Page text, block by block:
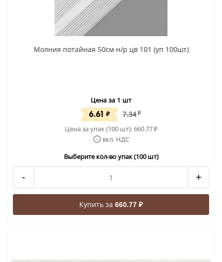
Молния потайная 50см н/р цв 101 (уп 100шт)
Цена за 1 шт
6.61 ₽ 7.34 ₽
Цена за упак (100 шт):660.77₽
вкл. НДС
Выберите кол-во упак (100 шт)
- +
Купить за 660.77 ₽